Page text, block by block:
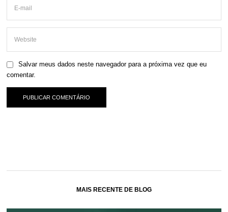
Salvar meus dados neste navegador para a próxima vez que eu
comentar.
MAIS RECENTE DE BLOG